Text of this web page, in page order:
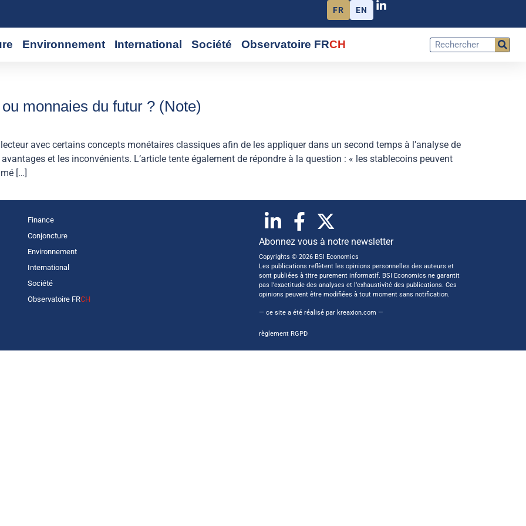
FR EN
Environnement International Société Observatoire FRCH
monnaies du futur ? (Note)
avec certains concepts monétaires classiques afin de les appliquer dans un second temps à l’analyse de
et les inconvénients. L’article tente également de répondre à la question : « les stablecoins peuvent
[…]
Finance
Conjoncture
Environnement
International
Société
Observatoire FRCH
Abonnez vous à notre newsletter
Copyrights © 2026 BSI Economics
Les publications reflètent les opinions personnelles des auteurs et
sont publiées à titre purement informatif. BSI Economics ne garantit
pas l’exactitude des analyses et l’exhaustivité des publications. Ces
opinions peuvent être modifiées à tout moment sans notification.
— ce site a été réalisé par kreaxion.com —
règlement RGPD